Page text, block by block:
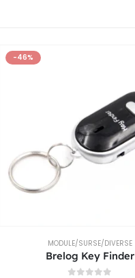
-46%
MODULE/SURSE/DIVERSE
Brelog Key Finder